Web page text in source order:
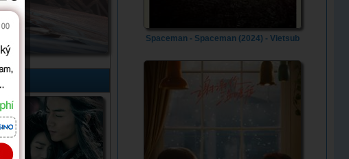
52/52
Spaceman - Spaceman (2024) - Vietsub